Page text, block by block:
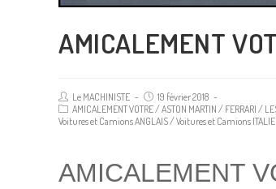
AMICALEMENT
Le MACHINISTE
19 février 2018
AMICALEMENT VOTRE/ASTON MARTIN / FERRARI /
Voitures et Camions ANGLAIS/Voitures et Camions
AMICALEMENT